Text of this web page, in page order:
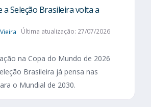
a Seleção Brasileira volta a
Última atualização: 27/07/2026
na Copa do Mundo de 2026
Brasileira já pensa nas
o Mundial de 2030.